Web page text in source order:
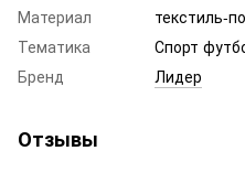
Материал
текстиль-
Тематика
Спорт
Бренд
Лидер
Отзывы